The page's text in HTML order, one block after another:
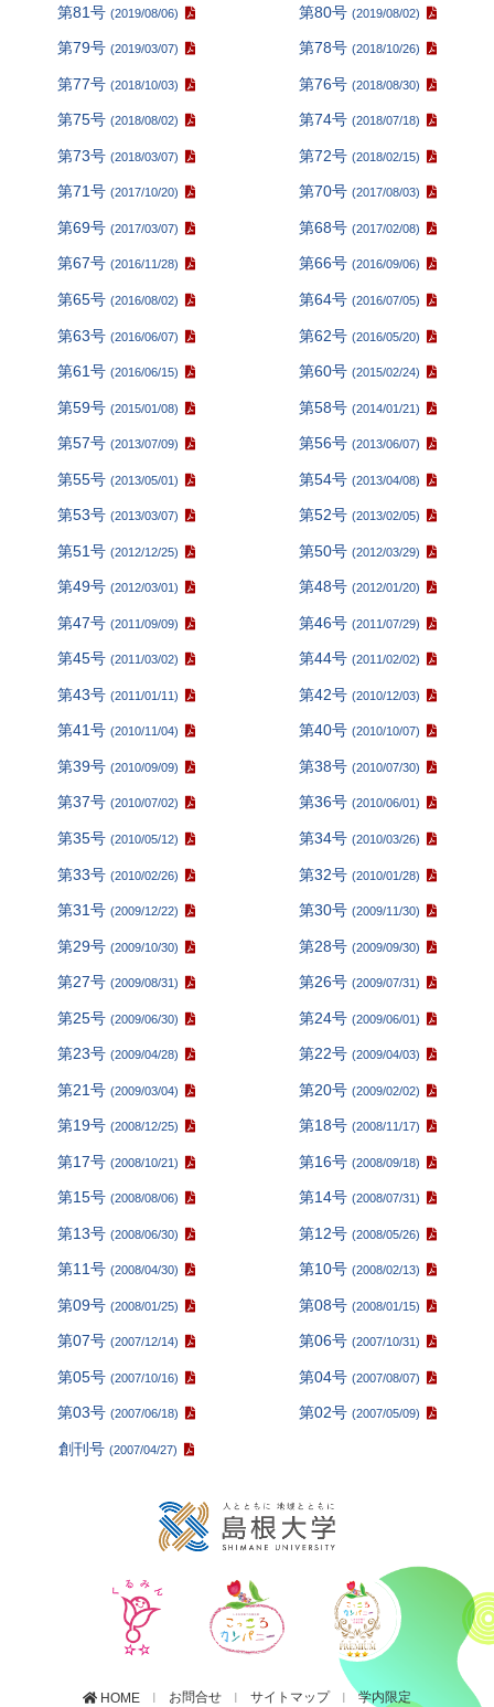
第81号(2019/08/06) 第80号 (2019/08/02)
第79号(2019/03/07) 第78号 (2018/10/26)
第77号(2018/10/03) 第76号 (2018/08/30)
第75号(2018/08/02) 第74号 (2018/07/18)
第73号(2018/03/07) 第72号 (2018/02/15)
第71号(2017/10/20) 第70号 (2017/08/03)
第69号(2017/03/07) 第68号 (2017/02/08)
第67号(2016/11/28) 第66号 (2016/09/06)
第65号(2016/08/02) 第64号 (2016/07/05)
第63号(2016/06/07) 第62号 (2016/05/20)
第61号(2016/06/15) 第60号 (2015/02/24)
第59号(2015/01/08) 第58号 (2014/01/21)
第57号(2013/07/09) 第56号 (2013/06/07)
第55号(2013/05/01) 第54号 (2013/04/08)
第53号(2013/03/07) 第52号 (2013/02/05)
第51号(2012/12/25) 第50号 (2012/03/29)
第49号(2012/03/01) 第48号 (2012/01/20)
第47号(2011/09/09) 第46号 (2011/07/29)
第45号(2011/03/02) 第44号 (2011/02/02)
第43号(2011/01/11) 第42号 (2010/12/03)
第41号(2010/11/04) 第40号 (2010/10/07)
第39号(2010/09/09) 第38号 (2010/07/30)
第37号(2010/07/02) 第36号 (2010/06/01)
第35号(2010/05/12) 第34号 (2010/03/26)
第33号(2010/02/26) 第32号 (2010/01/28)
第31号(2009/12/22) 第30号 (2009/11/30)
第29号(2009/10/30) 第28号 (2009/09/30)
第27号(2009/08/31) 第26号 (2009/07/31)
第25号(2009/06/30) 第24号 (2009/06/01)
第23号(2009/04/28) 第22号 (2009/04/03)
第21号(2009/03/04) 第20号 (2009/02/02)
第19号(2008/12/25) 第18号 (2008/11/17)
第17号(2008/10/21) 第16号 (2008/09/18)
第15号(2008/08/06) 第14号 (2008/07/31)
第13号(2008/06/30) 第12号 (2008/05/26)
第11号(2008/04/30) 第10号 (2008/02/13)
第09号(2008/01/25) 第08号 (2008/01/15)
第07号(2007/12/14) 第06号 (2007/10/31)
第05号(2007/10/16) 第04号 (2007/08/07)
第03号(2007/06/18) 第02号 (2007/05/09)
創刊号(2007/04/27)
HOME お問合せ サイトマップ 学内限定